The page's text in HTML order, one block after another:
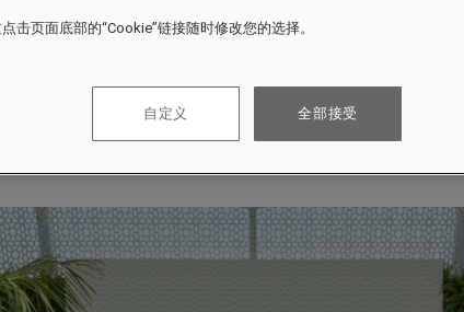
击页面底部的“Cookie”链接随时修改您的选择。
自定义 全部接受